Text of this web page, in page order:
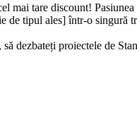
mai tare discount!
de tipul ales] într-o
dezbateți proiectele de